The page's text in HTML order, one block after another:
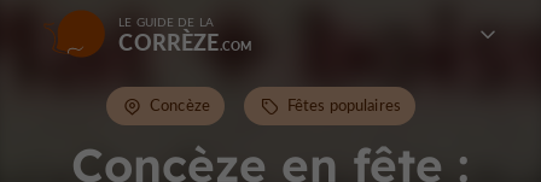
LE GUIDE DE LA
CORRÈZE
Concèze en fête :
Concèze Fêtes populaires